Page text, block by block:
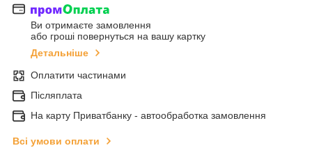
Ви отримаєте замовлення
або гроші повернуться на вашу картку
Детальніше
Оплатити частинами
Післяплата
На карту Приватбанку - автообработка замовлення
Всі умови оплати